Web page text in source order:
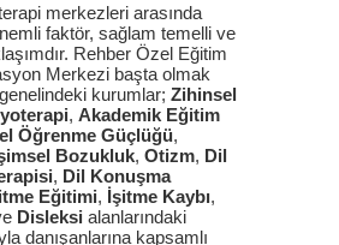
merkezleri arasında
faktör, sağlam temelli ve
Rehber Özel Eğitim
Merkezi başta olmak
kurumlar; Zihinsel
, Akademik Eğitim
Öğrenme Güçlüğü,
Bozukluk, Otizm, Dil
, Dil Konuşma
Eğitimi, İşitme Kaybı,
Disleksi alanlarındaki
danışanlarına kapsamlı